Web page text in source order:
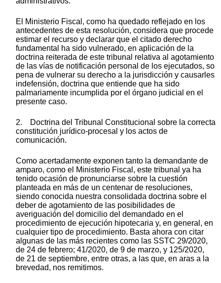
El Ministerio Fiscal, como ha quedado reflejado en los
antecedentes de esta resolución, considera que procede
estimar el recurso y declarar que el citado derecho
fundamental ha sido vulnerado, en aplicación de la
doctrina reiterada de este tribunal relativa al agotamiento
de las vías de notificación personal de los ejecutados, so
pena de vulnerar su derecho a la jurisdicción y causarles
indefensión, doctrina que entiende que ha sido
palmariamente incumplida por el órgano judicial en el
presente caso.
2. Doctrina del Tribunal Constitucional sobre la correcta
constitución jurídico-procesal y los actos de
comunicación.
Como acertadamente exponen tanto la demandante de
amparo, como el Ministerio Fiscal, este tribunal ya ha
tenido ocasión de pronunciarse sobre la cuestión
planteada en más de un centenar de resoluciones,
siendo conocida nuestra consolidada doctrina sobre el
deber de agotamiento de las posibilidades de
averiguación del domicilio del demandado en el
procedimiento de ejecución hipotecaria y, en general, en
cualquier tipo de procedimiento. Basta ahora con citar
algunas de las más recientes como las SSTC 29/2020,
de 24 de febrero; 41/2020, de 9 de marzo, y 125/2020,
de 21 de septiembre, entre otras, a las que, en aras a la
brevedad, nos remitimos.